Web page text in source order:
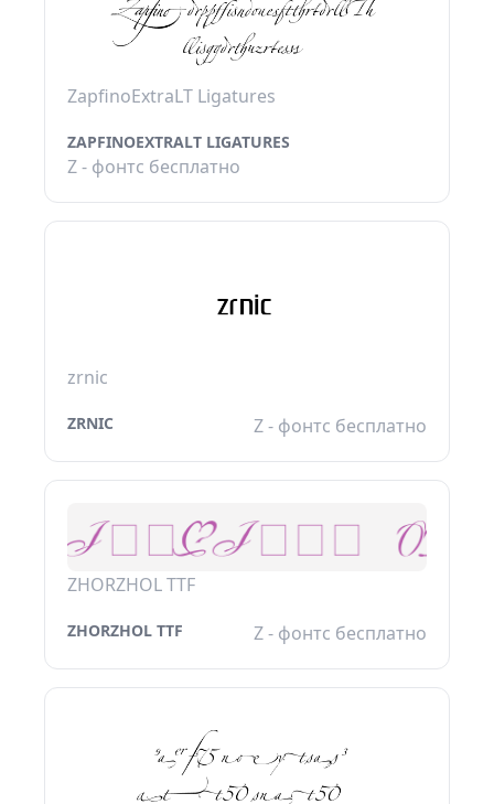
ZapfinoExtraLT Ligatures
ZAPFINOEXTRALT LIGATURES
Z - фонтс бесплатно
zrnic
ZRNIC Z - фонтс бесплатно
ZHORZHOL TTF
ZHORZHOL TTF Z - фонтс бесплатно